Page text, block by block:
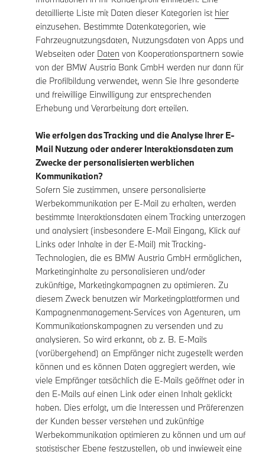
detaillierte Liste mit Daten dieser Kategorien ist hier
einzusehen. Bestimmte Datenkategorien, wie
Fahrzeugnutzungsdaten, Nutzungsdaten von Apps und
Webseiten oder Daten von Kooperationspartnern sowie
von der BMW Austria Bank GmbH werden nur dann für
die Profilbildung verwendet, wenn Sie Ihre gesonderte
und freiwillige Einwilligung zur entsprechenden
Erhebung und Verarbeitung dort erteilen.
Wie erfolgen das Tracking und die Analyse Ihrer E-
Mail Nutzung oder anderer Interaktionsdaten zum
Zwecke der personalisierten werblichen
Kommunikation?
Sofern Sie zustimmen, unsere personalisierte
Werbekommunikation per E-Mail zu erhalten, werden
bestimmte Interaktionsdaten einem Tracking unterzogen
und analysiert (insbesondere E-Mail Eingang, Klick auf
Links oder Inhalte in der E-Mail) mit Tracking-
Technologien, die es BMW Austria GmbH ermöglichen,
Marketinginhalte zu personalisieren und/oder
zukünftige, Marketingkampagnen zu optimieren. Zu
diesem Zweck benutzen wir Marketingplattformen und
Kampagnenmanagement-Services von Agenturen, um
Kommunikationskampagnen zu versenden und zu
analysieren. So wird erkannt, ob z. B. E-Mails
(vorübergehend) an Empfänger nicht zugestellt werden
können und es können Daten aggregiert werden, wie
viele Empfänger tatsächlich die E-Mails geöffnet oder in
den E-Mails auf einen Link oder einen Inhalt geklickt
haben. Dies erfolgt, um die Interessen und Präferenzen
der Kunden besser verstehen und zukünftige
Werbekommunikation optimieren zu können und um auf
statistischer Ebene festzustellen, ob und inwieweit eine